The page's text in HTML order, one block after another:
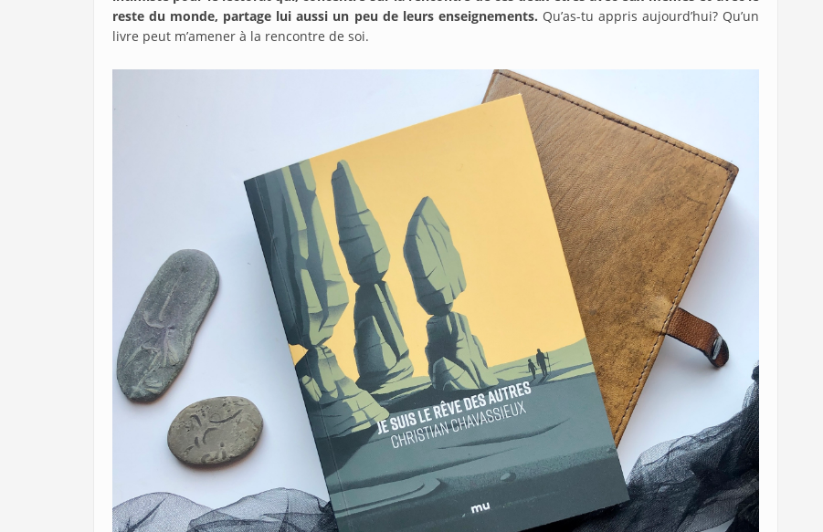
reste du monde, partage lui aussi un peu de leurs enseignements. Qu’as-tu appris aujourd’hui? Qu’un
livre peut m’amener à la rencontre de soi.